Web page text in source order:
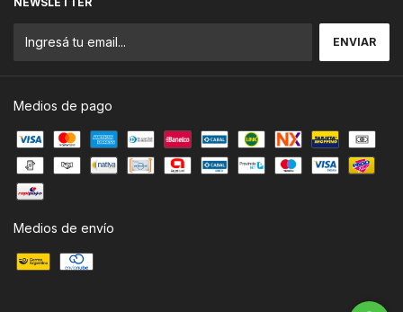
Medios de pago
Medios de envío